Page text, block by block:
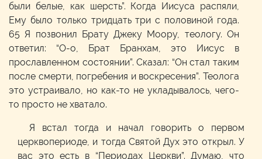
были белые, как шерсть”. Когда Иисуса распяли,
Ему было только тридцать три с половиной года.
65 Я позвонил Брату Джеку Моору, теологу. Он
ответил: “О-о, Брат Бранхам, это Иисус в
прославленном состоянии”. Сказал: “Он стал таким
после смерти, погребения и воскресения”. Теолога
это устраивало, но как-то не укладывалось, чего-
то просто не хватало.
Я встал тогда и начал говорить о первом
церквопериоде, и тогда Святой Дух это открыл. У
вас это есть в “Периодах Церкви”. Думаю, что